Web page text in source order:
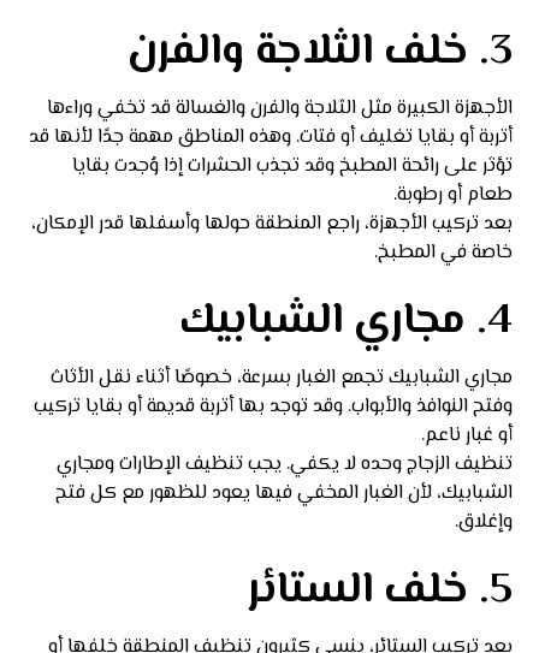
3. خلف الثلاجة والفرن
الأجهزة الكبيرة مثل الثلاجة والفرن والغسالة قد تخفي وراءها
أتربة أو بقايا تغليف أو فتات. وهذه المناطق مهمة جدًا لأنها قد
تؤثر على رائحة المطبخ وقد تجذب الحشرات إذا وُجدت بقايا
طعام أو رطوبة.
بعد تركيب الأجهزة، راجع المنطقة حولها وأسفلها قدر الإمكان،
خاصة في المطبخ.
4. مجاري الشبابيك
مجاري الشبابيك تجمع الغبار بسرعة، خصوصًا أثناء نقل الأثاث
وفتح النوافذ والأبواب. وقد توجد بها أتربة قديمة أو بقايا تركيب
أو غبار ناعم.
تنظيف الزجاج وحده لا يكفي. يجب تنظيف الإطارات ومجاري
الشبابيك، لأن الغبار المخفي فيها يعود للظهور مع كل فتح
وإغلاق.
5. خلف الستائر